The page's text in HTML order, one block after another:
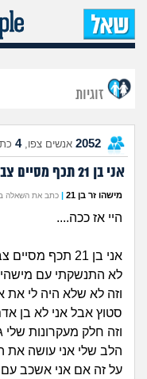
זוגיות
2052 אנשים צפו,4
אני בן 21 תכף מסיים צבא בחיים לא היה לי חברה בחיים
מישהו זר בן 21 | כתב את השאלה ב-25/03/25 בשעה
היי אז ככה....
אני בן 21 תכף
לא התנשקתי עם
וזה לא שלא היה לי את
סטוץ אבל אני לא בן
וזה חלק מעקרונות
הלב שלי אני עושה את
על זה אם אני אשכב